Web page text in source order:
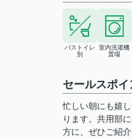
バストイレ
別
室内洗濯機
置場
セールスポイ
忙しい朝にも嬉
ります。共用部
方に、ぜひご紹